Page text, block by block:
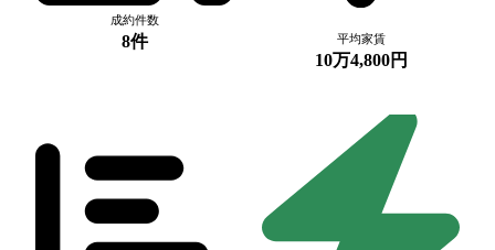
成約件数
8件 平均家賃
10万4,800円